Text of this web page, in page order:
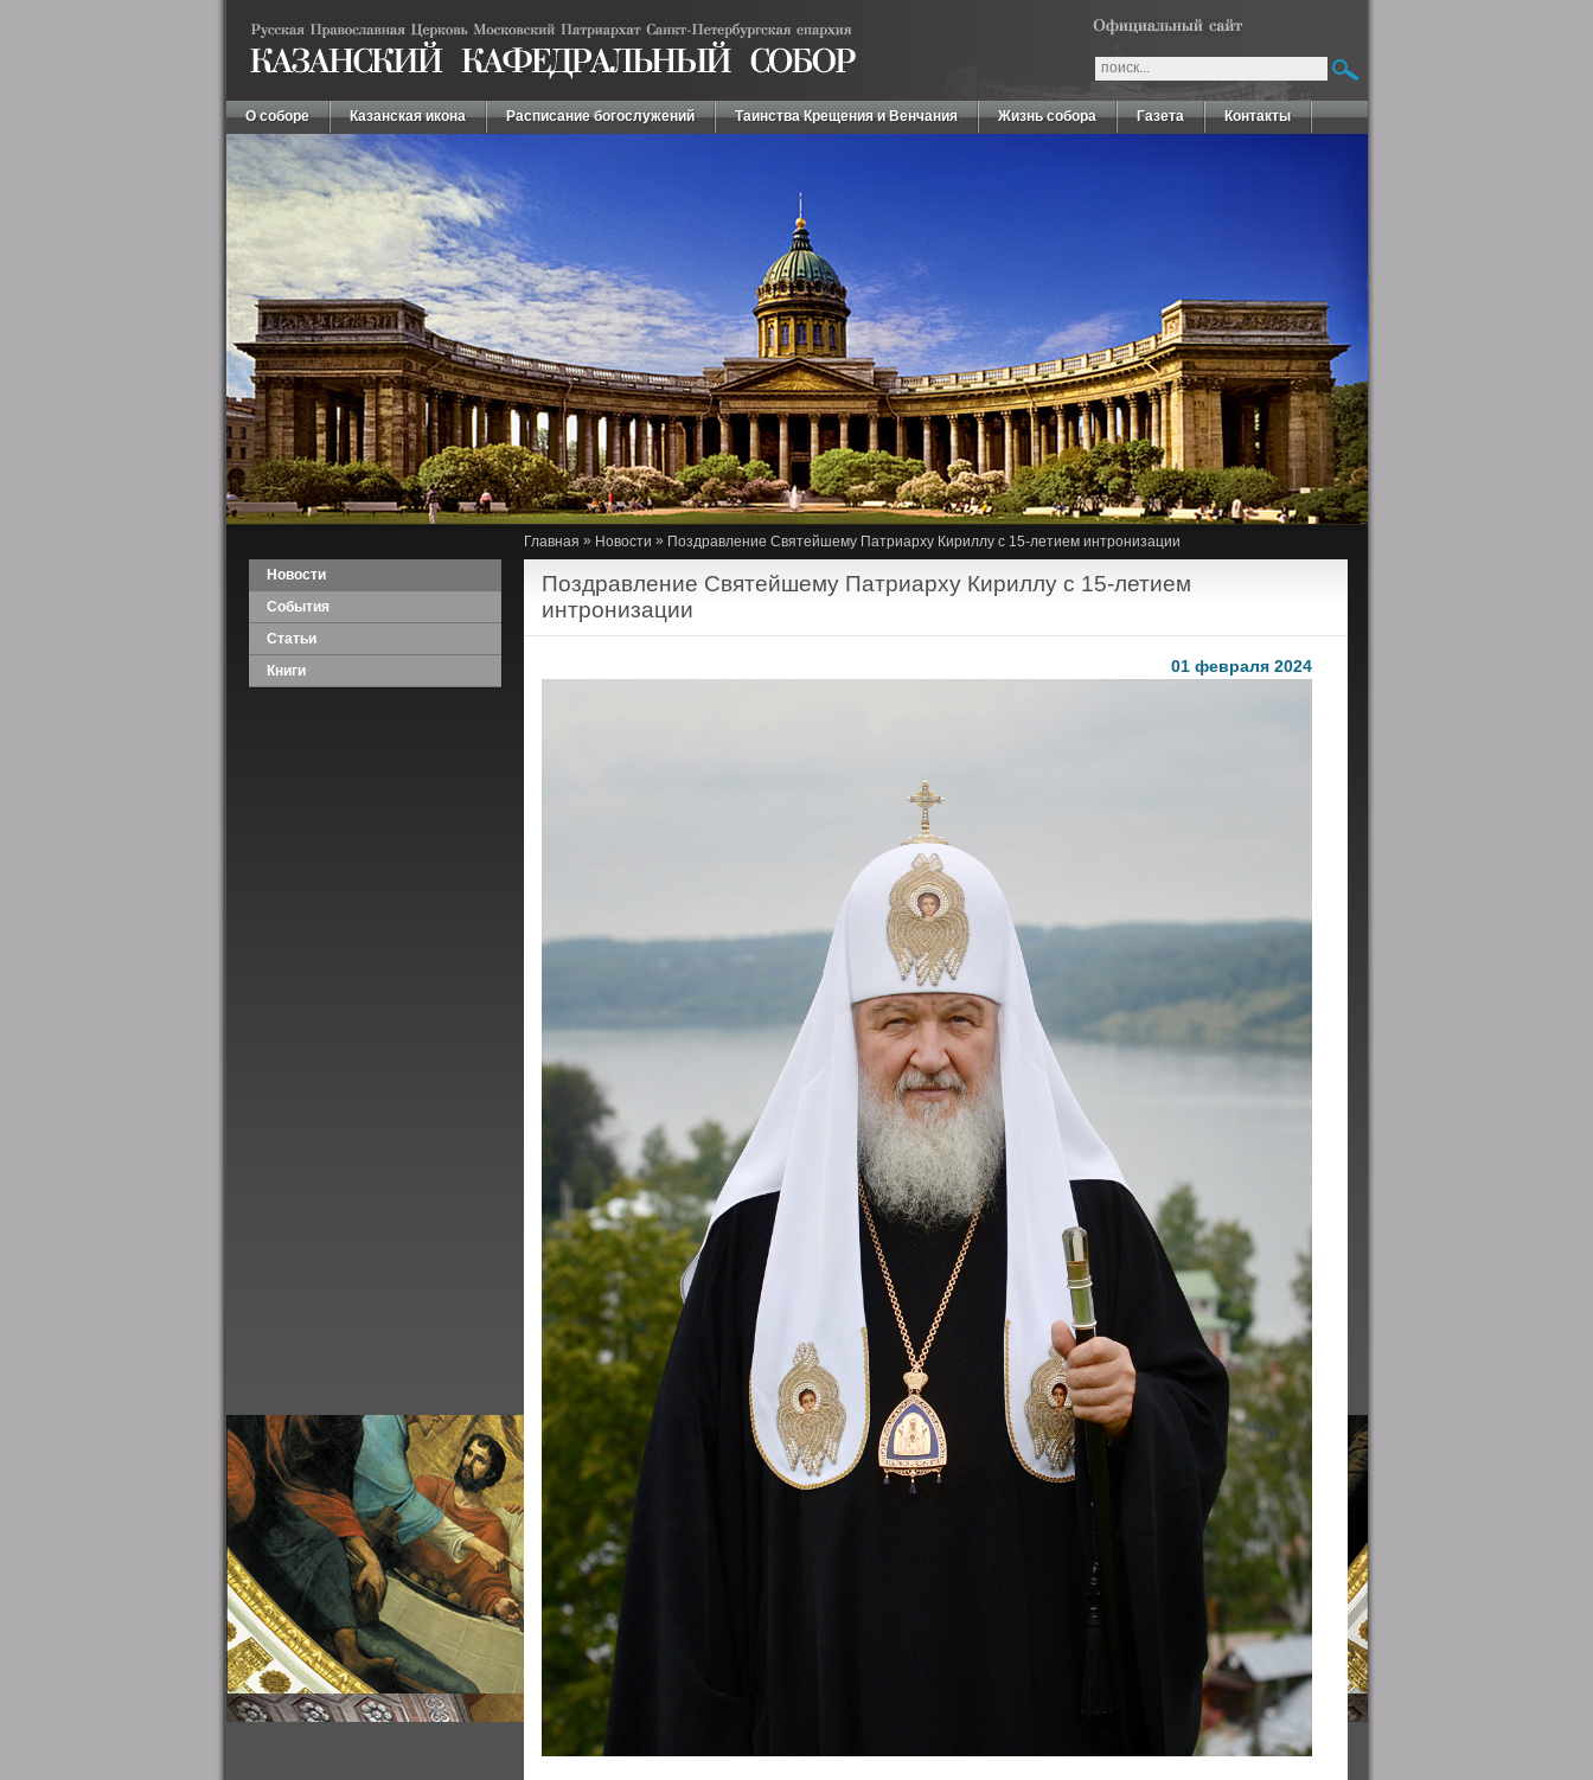
О соборе Казанская икона Расписание богослужений Таинства Крещения и Венчания Жизнь собора Газета Контакты
Новости
События
Статьи
Книги
Главная » Новости » Поздравление Святейшему Патриарху Кириллу с 15-летием интронизации
Поздравление Святейшему Патриарху Кириллу с 15-летием
интронизации
01 февраля 2024